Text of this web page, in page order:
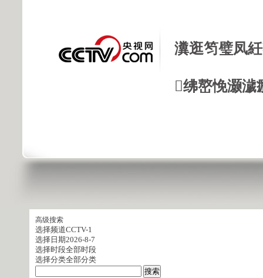
瀵逛笉璧凤
绋嶅悗灏
高级搜索
选择频道CCTV-1
选择日期2026-8-7
选择时段全部时段
选择分类全部分类